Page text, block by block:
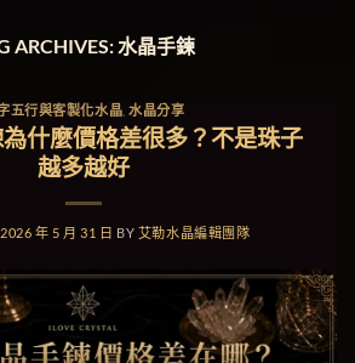
ARCHIVES:水晶手鍊
五行與客製化水晶 ,水晶分享
什麼價格差很多？不是珠子
越多越好
2026 年 5 月 31 日 BY 艾勒水晶編輯團隊